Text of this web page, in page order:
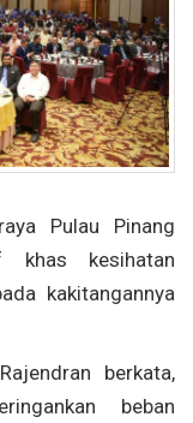
Pulau Pinang
khas kesihatan
kakitangannya
berkata,
beban